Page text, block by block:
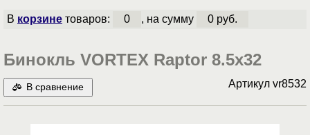
В корзинетоваров: 0 , на сумму 0 руб.
Бинокль VORTEX Raptor 8.5x32
В сравнение Артикул vr8532